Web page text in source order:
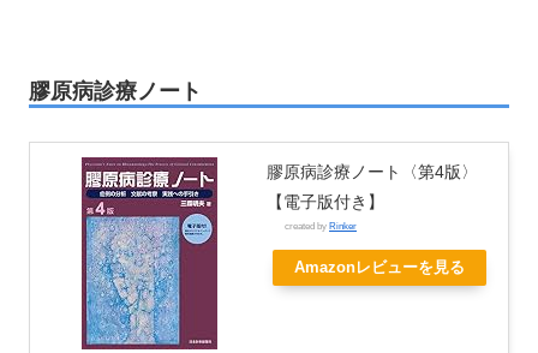
膠原病診療ノート
膠原病診療ノート〈第4版〉
【電子版付き】
created by Rinker
Amazonレビューを見る